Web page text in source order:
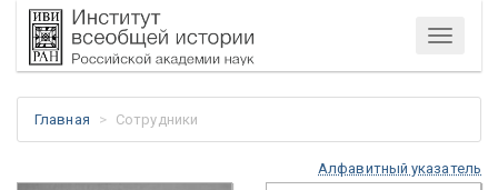
Меню
Главная Сотрудники
Алфавитный указатель